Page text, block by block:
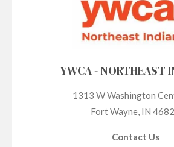
YWCA - NORTHEAST
1313 W Washington
Fort Wayne, IN
Contact Us